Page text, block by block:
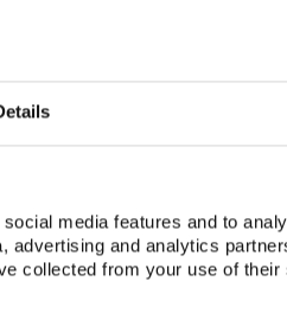
media features and to
advertising and analytics
collected from your use of
spécifique aux classes
de la plaque
de la céramique hybride VITA
VITA ENAMIC clinical et